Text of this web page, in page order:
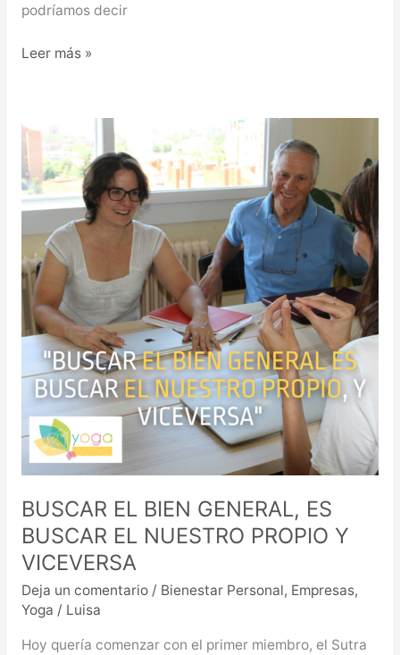
podríamos decir
Leer más »
BUSCAR EL BIEN GENERAL, ES
BUSCAR EL NUESTRO PROPIO Y
VICEVERSA
Deja un comentario / Bienestar Personal, Empresas,
Yoga / Luisa
Hoy quería comenzar con el primer miembro, el Sutra
BUSCAR
EL
BIEN
GENERAL,
ES
BUSCAR
EL
NUESTRO
PROPIO
Y
VICEVERSA